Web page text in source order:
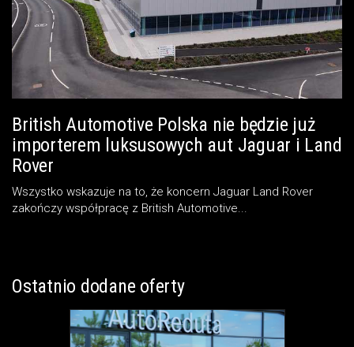
British Automotive Polska nie będzie już
importerem luksusowych aut Jaguar i Land
Rover
Wszystko wskazuje na to, że koncern Jaguar Land Rover
zakończy współpracę z British Automotive...
Ostatnio dodane oferty